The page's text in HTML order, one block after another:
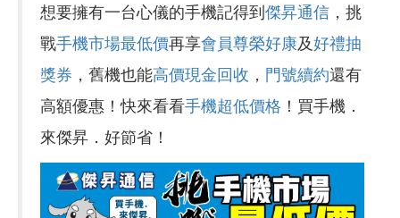
想要擁有一台心儀的手機記得到傑昇通信 ，挑
戰手機市場最低價再享會員尊榮好康及好禮抽
獎券 ，舊機也能高價現金回收 ， 門號續約還有
高額優惠！快來看看手機超低價格 ！買手機．
來傑昇．好節省！